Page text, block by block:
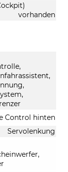
vorhanden
Control hinten
Servolenkung